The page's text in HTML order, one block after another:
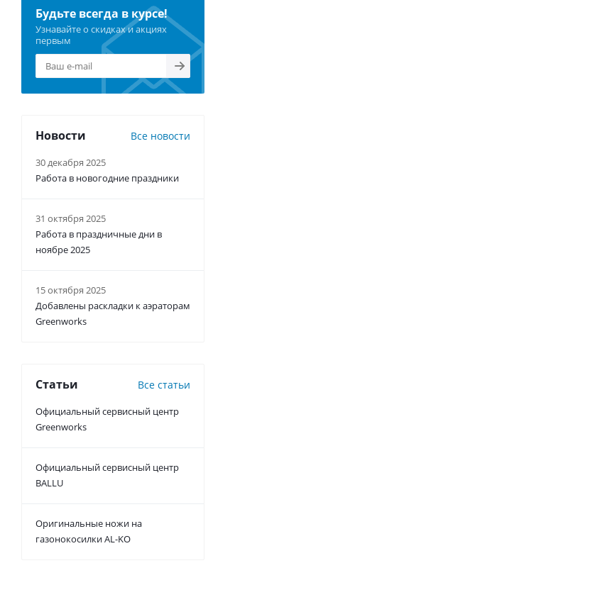
Будьте всегда в курсе!
Узнавайте о скидках и акциях
первым
Новости Все новости
30 декабря 2025
Работа в новогодние праздники
31 октября 2025
Работа в праздничные дни в
ноябре 2025
15 октября 2025
Добавлены раскладки к аэраторам
Greenworks
Статьи Все статьи
Официальный сервисный центр
Greenworks
Официальный сервисный центр
BALLU
Оригинальные ножи на
газонокосилки AL-KO